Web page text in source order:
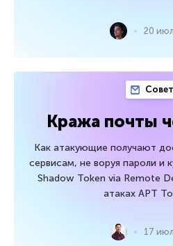
20
Кража почты
Как атакующие получают
сервисам, не воруя пароли и
Shadow Token via Remote
атаках APT
17